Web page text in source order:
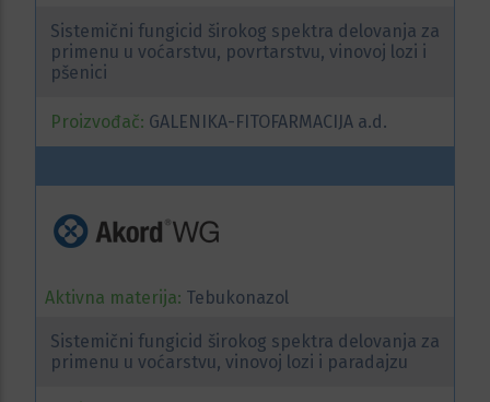
Sistemični fungicid širokog spektra delovanja za
primenu u voćarstvu, povrtarstvu, vinovoj lozi i
pšenici
Proizvođač: GALENIKA-FITOFARMACIJA a.d.
Aktivna materija: Tebukonazol
Sistemični fungicid širokog spektra delovanja za
primenu u voćarstvu, vinovoj lozi i paradajzu